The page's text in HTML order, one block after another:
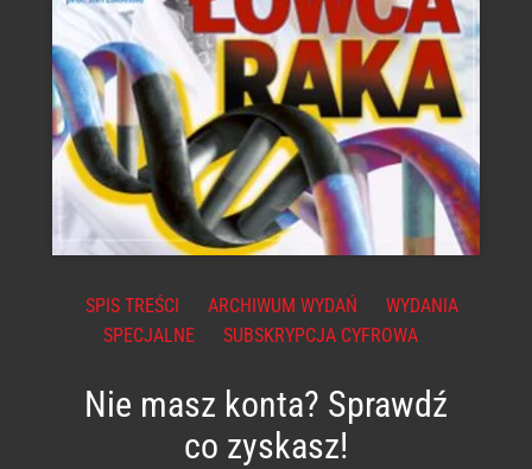
SPIS TREŚCI ARCHIWUM WYDAŃ
WYDANIA
SPECJALNE
SUBSKRYPCJA CYFROWA
Nie masz konta? Sprawdź
co zyskasz!